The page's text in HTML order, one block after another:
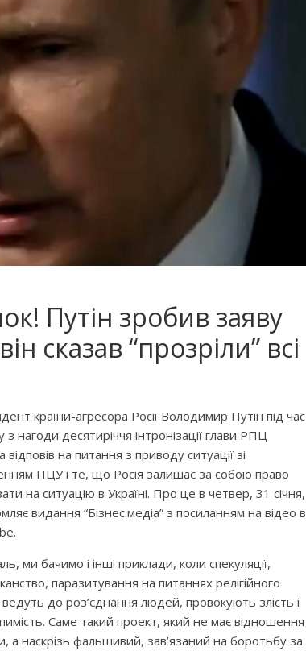
Путін зробив заяву
сказав “прозріли” всі
країни-агресора Росії Володимир Путін під час
з нагоди десятиріччя інтронізації глави РПЦ
відповів на питання з приводу ситуації зі
ПЦУ і те, що Росія залишає за собою право
на ситуацію в Україні. Про це в четвер, 31 січня,
видання “Бізнес.медіа” з посиланням на відео в
ми бачимо і інші приклади, коли спекуляції,
паразитування на питаннях релігійного
до роз’єднання людей, провокують злість і
Саме такий проект, який не має відношення
а наскрізь фальшивий, зав’язаний на боротьбу за